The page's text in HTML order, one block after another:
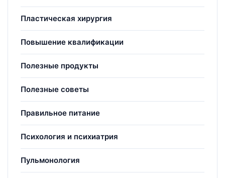
Пластическая хирургия
Повышение квалификации
Полезные продукты
Полезные советы
Правильное питание
Психология и психиатрия
Пульмонология